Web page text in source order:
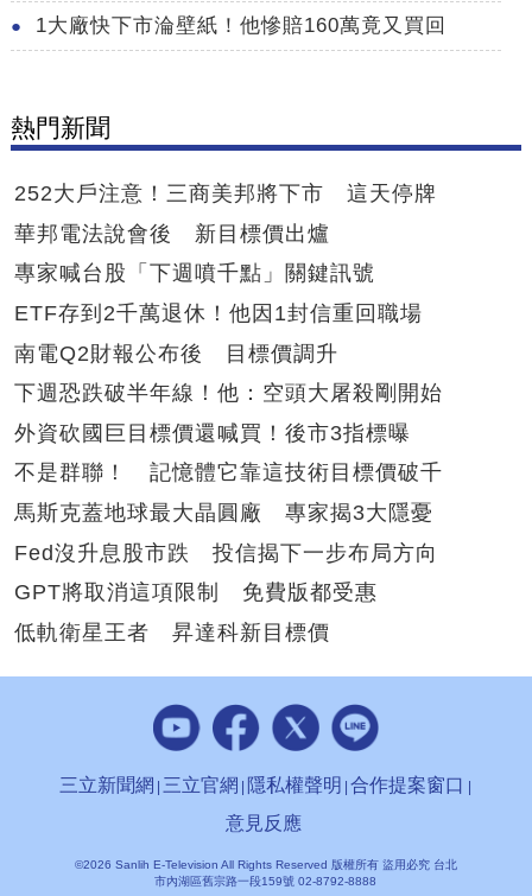
1大廠快下市淪壁紙！他慘賠160萬竟又買回
熱門新聞
252大戶注意！三商美邦將下市 這天停牌
華邦電法說會後 新目標價出爐
專家喊台股「下週噴千點」關鍵訊號
ETF存到2千萬退休！他因1封信重回職場
南電Q2財報公布後 目標價調升
下週恐跌破半年線！他：空頭大屠殺剛開始
外資砍國巨目標價還喊買！後市3指標曝
不是群聯！ 記憶體它靠這技術目標價破千
馬斯克蓋地球最大晶圓廠 專家揭3大隱憂
Fed沒升息股市跌 投信揭下一步布局方向
GPT將取消這項限制 免費版都受惠
低軌衛星王者 昇達科新目標價
三立新聞網 三立官網 隱私權聲明 合作提案窗口
意見反應
©2026 Sanlih E-Television All Rights Reserved 版權所有 盜用必究 台北
市內湖區舊宗路一段159號 02-8792-8888